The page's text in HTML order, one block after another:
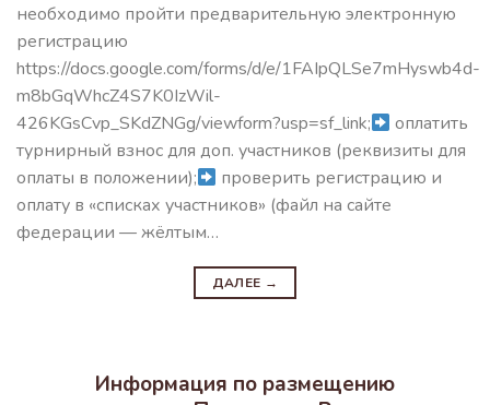
необходимо пройти предварительную электронную
регистрацию
https://docs.google.com/forms/d/e/1FAIpQLSe7mHyswb4d-
m8bGqWhcZ4S7K0IzWil-
426KGsCvp_SKdZNGg/viewform?usp=sf_link;
оплатить
турнирный взнос для доп. участников (реквизиты для
оплаты в положении);
проверить регистрацию и
оплату в «списках участников» (файл на сайте
федерации — жёлтым…
ДАЛЕЕ →
Информация по размещению